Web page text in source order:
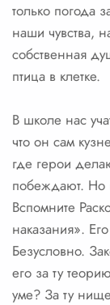
только погода
наши чувства,
собственная
птица в клетке.
В школе нас
что он сам
где герои
побеждают. Но
Вспомните
наказания».
Безусловно.
его за ту
уме? За ту